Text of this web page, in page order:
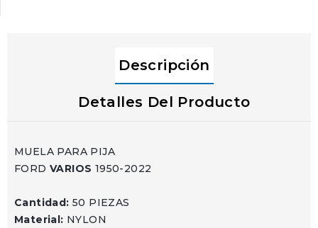
Descripción
Detalles Del Producto
MUELA PARA PIJA
FORD VARIOS 1950-2022
Cantidad: 50 PIEZAS
Material: NYLON